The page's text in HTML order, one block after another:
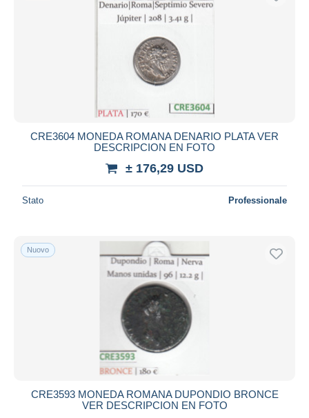
CRE3604 MONEDA ROMANA DENARIO PLATA VER
DESCRIPCION EN FOTO
± 176,29 USD
Stato Professionale
Nuovo
CRE3593 MONEDA ROMANA DUPONDIO BRONCE
VER DESCRIPCION EN FOTO